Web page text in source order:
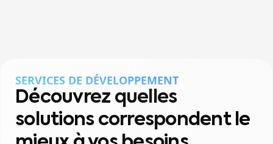
SERVICES DE DÉVELOPPEMENT
-
Découvrez quelles
solutions correspondent le